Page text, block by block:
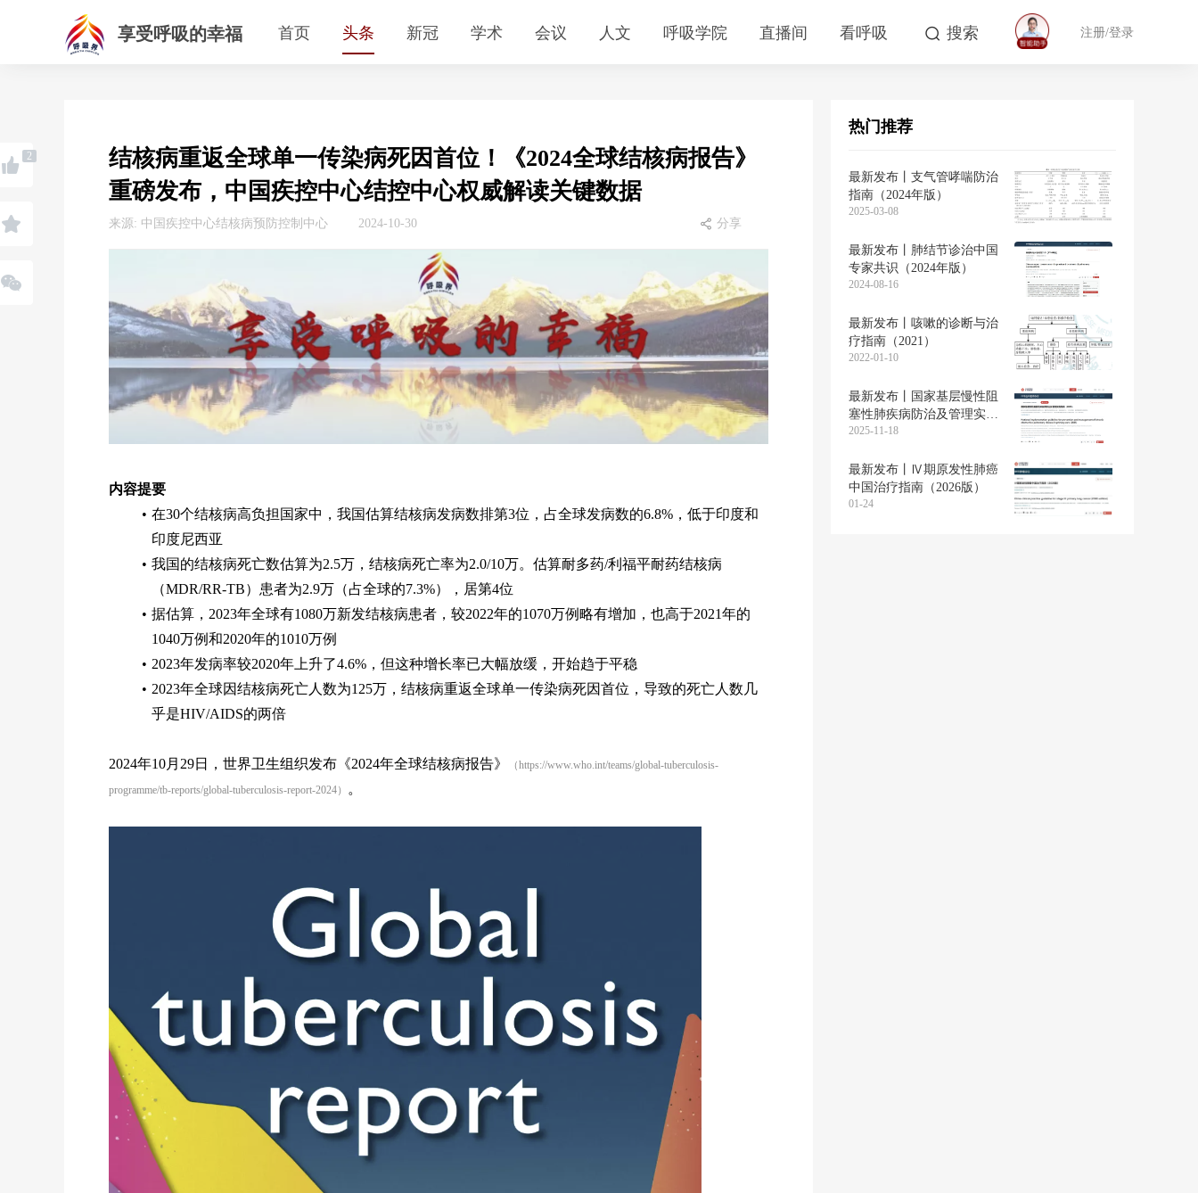
享受呼吸的幸福 首页 头条 新冠 学术 会议 人文 呼吸学院 直播间 看呼吸 搜索 注册/登录
2
结核病重返全球单一传染病死因首位！《2024全球结核病报告》
重磅发布，中国疾控中心结控中心权威解读关键数据
来源: 中国疾控中心结核病预防控制中心 2024-10-30 分享
内容提要
在30个结核病高负担国家中，我国估算结核病发病数排第3位，占全球发病数的6.8%，低于印度和
印度尼西亚
我国的结核病死亡数估算为2.5万，结核病死亡率为2.0/10万。估算耐多药/利福平耐药结核病
（MDR/RR-TB）患者为2.9万（占全球的7.3%），居第4位
据估算，2023年全球有1080万新发结核病患者，较2022年的1070万例略有增加，也高于2021年的
1040万例和2020年的1010万例
2023年发病率较2020年上升了4.6%，但这种增长率已大幅放缓，开始趋于平稳
2023年全球因结核病死亡人数为125万，结核病重返全球单一传染病死因首位，导致的死亡人数几
乎是HIV/AIDS的两倍
2024年10月29日，世界卫生组织发布《2024年全球结核病报告》
（https://www.who.int/teams/global-tuberculosis-
programme/tb-reports/global-tuberculosis-report-2024）
。
热门推荐
最新发布丨支气管哮喘防治
指南（2024年版）
2025-03-08
最新发布丨肺结节诊治中国
专家共识（2024年版）
2024-08-16
最新发布丨咳嗽的诊断与治
疗指南（2021）
2022-01-10
最新发布丨国家基层慢性阻
塞性肺疾病防治及管理实施
指南（2025）
2025-11-18
最新发布丨Ⅳ期原发性肺癌
中国治疗指南（2026版）
01-24